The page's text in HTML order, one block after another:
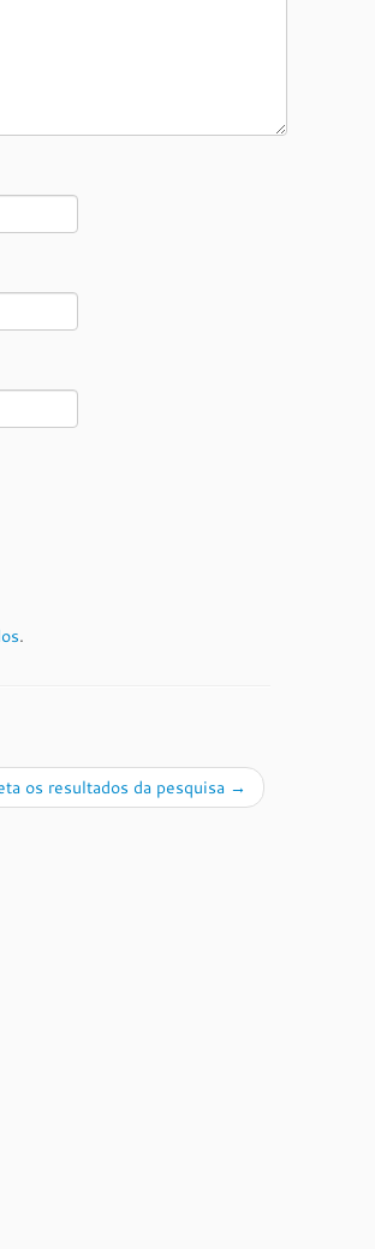
.
os resultados da pesquisa →